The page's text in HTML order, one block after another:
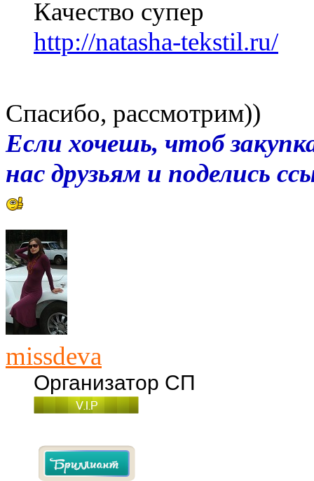
Качество супер
http://natasha-tekstil.ru/
Спасибо, рассмотрим))
Если хочешь, чтоб
нас друзьям и поделись
missdeva
Организатор СП